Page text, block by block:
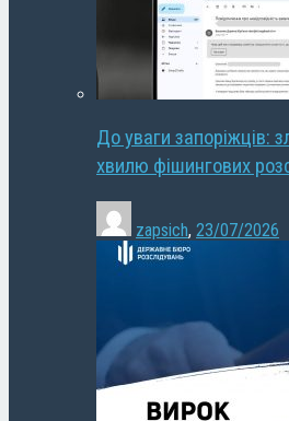
До уваги запоріжців:
хвилю фішингових
zapsich, 23/07/2026